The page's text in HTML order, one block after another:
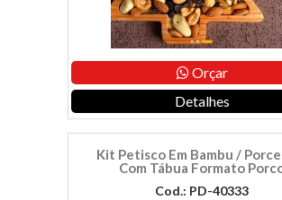
Orçar
Detalhes
Kit Petisco Em Bambu /
Com Tábua Formato
Cod.: PD-40333